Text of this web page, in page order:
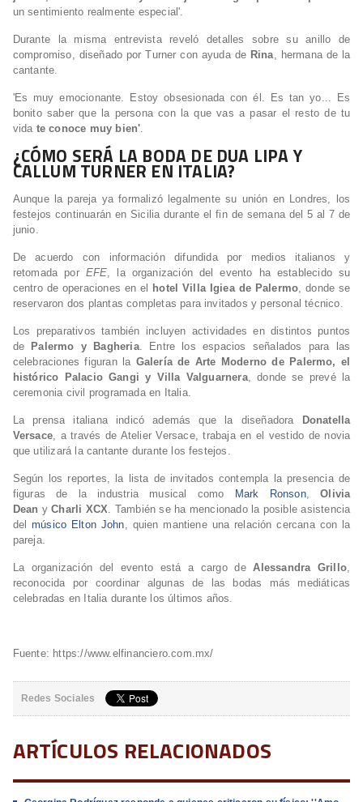
un sentimiento realmente especial'.
Durante la misma entrevista reveló detalles sobre su anillo de
compromiso, diseñado por Turner con ayuda de Rina, hermana de la
cantante.
'Es muy emocionante. Estoy obsesionada con él. Es tan yo... Es
bonito saber que la persona con la que vas a pasar el resto de tu
vida te conoce muy bien'.
¿CÓMO SERÁ LA BODA DE DUA LIPA Y
CALLUM TURNER EN ITALIA?
Aunque la pareja ya formalizó legalmente su unión en Londres, los
festejos continuarán en Sicilia durante el fin de semana del 5 al 7 de
junio.
De acuerdo con información difundida por medios italianos y
retomada por EFE, la organización del evento ha establecido su
centro de operaciones en el
hotel Villa Igiea de Palermo, donde se
reservaron dos plantas completas para invitados y personal técnico.
Los preparativos también incluyen actividades en distintos puntos
de
Palermo y Bagheria. Entre los espacios señalados para las
celebraciones figuran la Galería de Arte Moderno de Palermo, el
histórico Palacio Gangi y Villa Valguarnera, donde se prevé la
ceremonia civil programada en Italia.
La prensa italiana indicó además que la diseñadora
Donatella
Versace, a través de Atelier Versace, trabaja en el vestido de novia
que utilizará la cantante durante los festejos.
Según los reportes, la lista de invitados contempla la presencia de
figuras de la industria musical como
Mark Ronson,
Olivia
Dean y Charli XCX. También se ha mencionado la posible asistencia
del
músico Elton John, quien mantiene una relación cercana con la
pareja.
La organización del evento está a cargo de Alessandra Grillo,
reconocida por coordinar algunas de las bodas más mediáticas
celebradas en Italia durante los últimos años.
Fuente: https://www.elfinanciero.com.mx/
Redes Sociales
ARTÍCULOS RELACIONADOS